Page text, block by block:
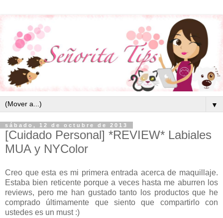
▼
sábado, 12 de octubre de 2013
[Cuidado Personal] *REVIEW* Labiales
MUA y NYColor
Creo que esta es mi primera entrada acerca de maquillaje.
Estaba bien reticente porque a veces hasta me aburren los
reviews, pero me han gustado tanto los productos que he
comprado últimamente que siento que compartirlo con
ustedes es un must :)